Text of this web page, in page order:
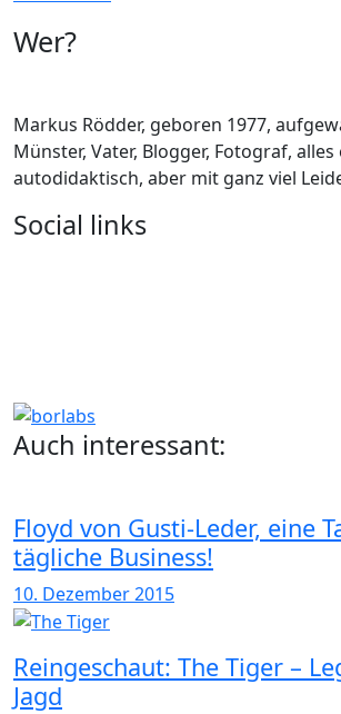
Wer?
Markus Rödder, geboren 1977,
Münster, Vater, Blogger, Fotograf, alles
autodidaktisch, aber mit ganz viel
Social links
Auch interessant:
Floyd von Gusti-Leder, eine
tägliche Business!
10. Dezember 2015
Reingeschaut: The Tiger –
Jagd